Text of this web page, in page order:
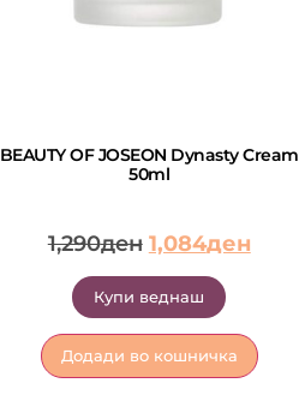
BEAUTY OF JOSEON Dynasty Cream
50ml
1,290ден 1,084ден
Купи веднаш
Додади во кошничка